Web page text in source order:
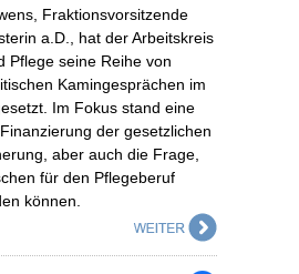
Fraktionsvorsitzende
a.D., hat der Arbeitskreis
Pflege seine Reihe von
Kamingesprächen im
Im Fokus stand eine
der gesetzlichen
aber auch die Frage,
für den Pflegeberuf
können.